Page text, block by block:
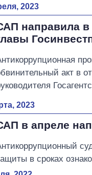
2023
направила в
акт в
2023
в апреле
в сроках